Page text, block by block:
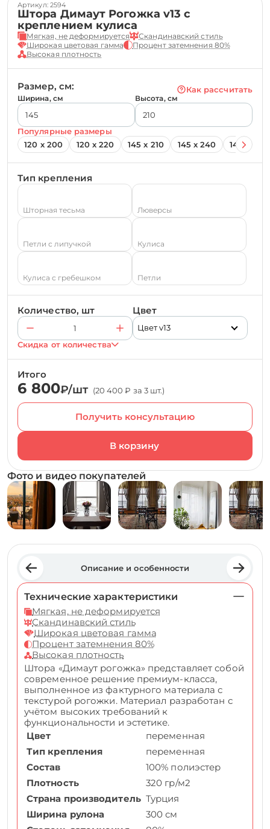
Артикул: 2594
Штора Димаут Рогожка v13 с
креплением кулиса
Мягкая, не деформируется
Скандинавский стиль
Широкая цветовая гамма
Процент затемнения 80%
Высокая плотность
Размер, см: Как рассчитать
Ширина, см Высота, см
Популярные размеры
120 х 200
120 х 220 145 х 210 145 х 240 145 х 260
Тип крепления
Шторная тесьма Люверсы
Петли с липучкой Кулиса
Кулиса с гребешком Петли
Количество, шт Цвет
Цвет v13
Скидка от количества
Итого
6 800₽/шт (20 400 ₽ за 3 шт.)
Получить консультацию
Фото и видео покупателей
Описание и особенности
Технические характеристики
Мягкая, не деформируется
Скандинавский стиль
Широкая цветовая гамма
Процент затемнения 80%
Высокая плотность
Штора «Димаут рогожка» представляет собой
современное решение премиум-класса,
выполненное из фактурного материала с
текстурой рогожки. Материал разработан с
учётом высоких требований к
функциональности и эстетике.
Цвет
переменная
Тип крепления
переменная
Состав
100% полиэстер
Плотность
320 гр/м2
Страна производитель Турция
Ширина рулона
300 см